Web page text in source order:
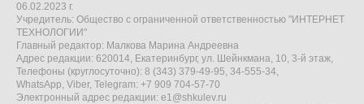
06.02.2023 г.
Учредитель: Общество с ограниченной ответственностью "ИНТЕРНЕТ
ТЕХНОЛОГИИ"
Главный редактор: Малкова Марина Андреевна
Адрес редакции: 620014, Екатеринбург, ул. Шейнкмана, 10, 3-й этаж,
Телефоны (круглосуточно): 8 (343) 379-49-95, 34-555-34,
WhatsApp, Viber, Telegram: +7 909 704-57-70
Электронный адрес редакции: e1@shkulev.ru